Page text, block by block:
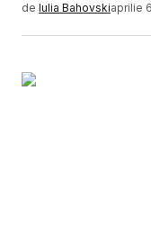
de Iulia Bahovskiaprilie